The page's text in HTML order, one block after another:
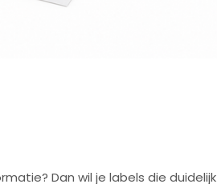
Dan wil je labels die duidelijk